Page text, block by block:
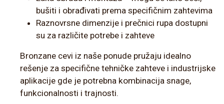
bušiti i obrađivati prema specifičnim zahtevima
Raznovrsne dimenzije i prečnici rupa dostupni
su za različite potrebe i zahteve
Bronzane cevi iz naše ponude pružaju idealno
rešenje za specifične tehničke zahteve i industrijske
aplikacije gde je potrebna kombinacija snage,
funkcionalnosti i trajnosti.